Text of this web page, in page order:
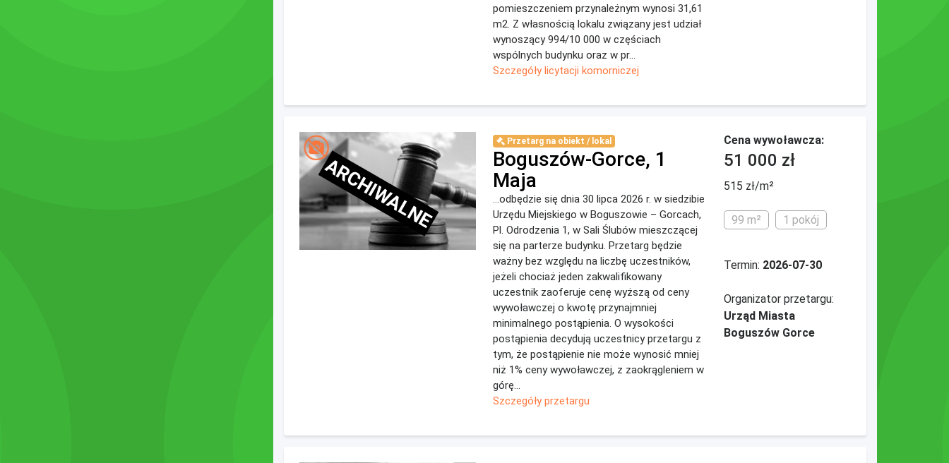
pomieszczeniem przynależnym wynosi 31,61
m2. Z własnością lokalu związany jest udział
wynoszący 994/10 000 w częściach
wspólnych budynku oraz w pr...
Szczegóły licytacji komorniczej
ARCHIWALNE
Przetarg na obiekt / lokal
Boguszów-Gorce, 1
Maja
...odbędzie się dnia 30 lipca 2026 r. w siedzibie
Urzędu Miejskiego w Boguszowie – Gorcach,
Pl. Odrodzenia 1, w Sali Ślubów mieszczącej
się na parterze budynku. Przetarg będzie
ważny bez względu na liczbę uczestników,
jeżeli chociaż jeden zakwalifikowany
uczestnik zaoferuje cenę wyższą od ceny
wywoławczej o kwotę przynajmniej
minimalnego postąpienia. O wysokości
postąpienia decydują uczestnicy przetargu z
tym, że postąpienie nie może wynosić mniej
niż 1% ceny wywoławczej, z zaokrągleniem w
górę...
Szczegóły przetargu
Cena wywoławcza:
51 000 zł
515 zł/m²
99 m² 1 pokój
Termin: 2026-07-30
Organizator przetargu:
Urząd Miasta
Boguszów Gorce